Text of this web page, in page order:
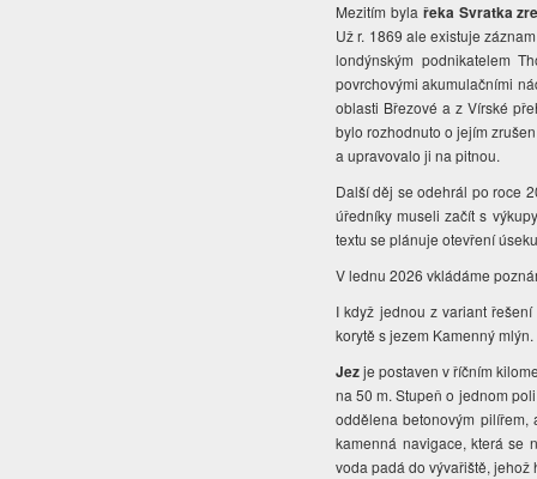
Mezitím byla řeka Svratka
Už r. 1869 ale existuje
londýnským podnikatelem
povrchovými akumulačními
oblasti Březové a z Vírské
bylo rozhodnuto o jejím
a upravovalo ji na pitnou.
Další děj se odehrál po roce
úředníky museli začít s
textu se plánuje otevření
V lednu 2026 vkládáme
I když jednou z variant
korytě s jezem Kamenný mlýn.
Jezje postaven v říčním
na 50 m. Stupeň o jednom
oddělena betonovým
kamenná navigace, která se
voda padá do vývařiště,